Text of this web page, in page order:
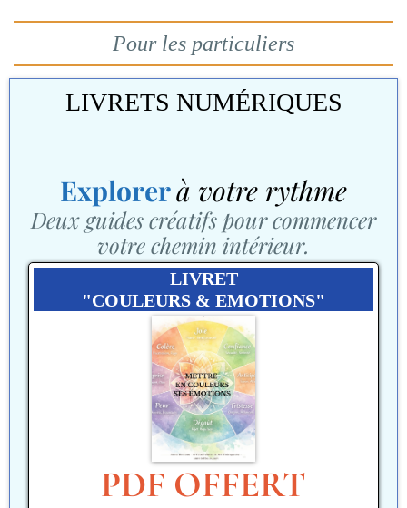
Pour les particuliers
LIVRETS NUMÉRIQUES
Explorerà votre rythme
Deux guides créatifs pour commencer
votre chemin intérieur.
LIVRET
"COULEURS & EMOTIONS"
PDF OFFERT